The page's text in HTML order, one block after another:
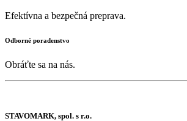
Efektívna a bezpečná preprava.
Odborné poradenstvo
Obráťte sa na nás.
STAVOMARK, spol. s r.o.